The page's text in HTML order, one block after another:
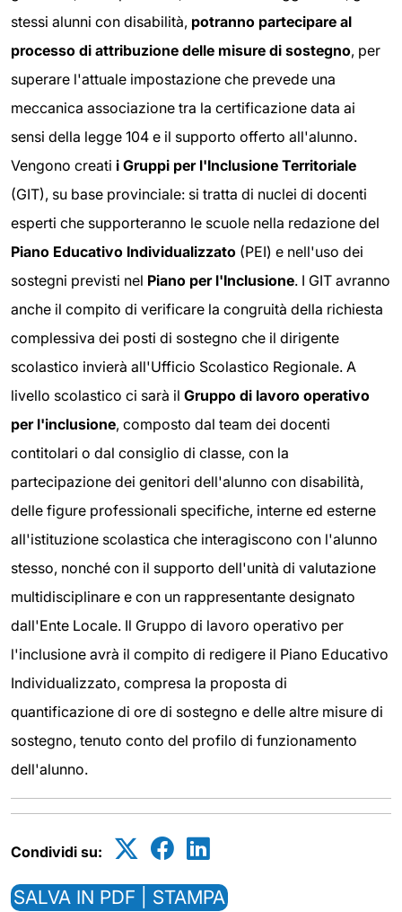
stessi alunni con disabilità, potranno partecipare al
processo di attribuzione delle misure di sostegno, per
superare l'attuale impostazione che prevede una
meccanica associazione tra la certificazione data ai
sensi della legge 104 e il supporto offerto all'alunno.
Vengono creati i Gruppi per l'Inclusione Territoriale
(GIT), su base provinciale: si tratta di nuclei di docenti
esperti che supporteranno le scuole nella redazione del
Piano Educativo Individualizzato (PEI) e nell'uso dei
sostegni previsti nel Piano per l'Inclusione. I GIT avranno
anche il compito di verificare la congruità della richiesta
complessiva dei posti di sostegno che il dirigente
scolastico invierà all'Ufficio Scolastico Regionale. A
livello scolastico ci sarà il Gruppo di lavoro operativo
per l'inclusione, composto dal team dei docenti
contitolari o dal consiglio di classe, con la
partecipazione dei genitori dell'alunno con disabilità,
delle figure professionali specifiche, interne ed esterne
all'istituzione scolastica che interagiscono con l'alunno
stesso, nonché con il supporto dell'unità di valutazione
multidisciplinare e con un rappresentante designato
dall'Ente Locale. Il Gruppo di lavoro operativo per
l'inclusione avrà il compito di redigere il Piano Educativo
Individualizzato, compresa la proposta di
quantificazione di ore di sostegno e delle altre misure di
sostegno, tenuto conto del profilo di funzionamento
dell'alunno.
Condividi su:
SALVA IN PDF | STAMPA